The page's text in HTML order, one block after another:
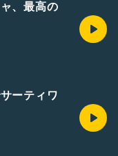
、最高の
ーティワ